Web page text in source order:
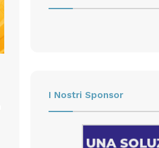
I Nostri Sponsor